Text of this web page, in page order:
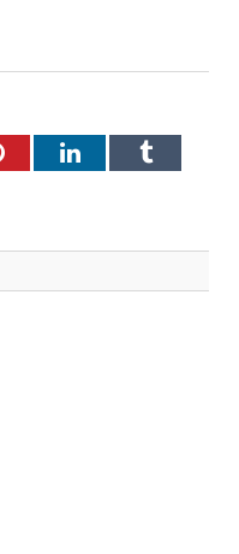
PinterestLinkedInTumblr